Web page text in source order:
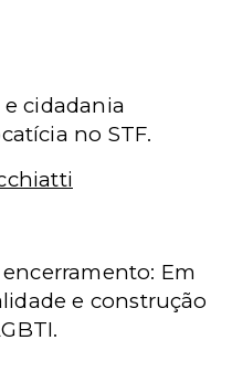
cidadania
no STF.
Em
e construção